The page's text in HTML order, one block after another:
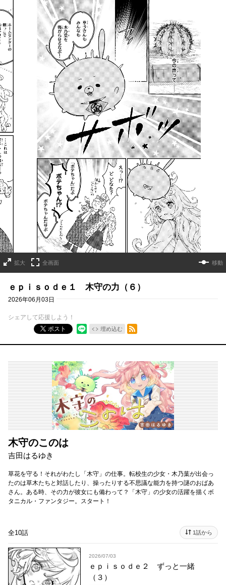
拡大 全画面 移動
ｅｐｉｓｏｄｅ１ 木守の力（６）
2026年06月03日
シェアして応援しよう！
ポスト
埋め込む
RSSフィード
木守のこのは
吉田はるゆき
草花を守る！それがわたし「木守」の仕事。転校生の少女・木乃葉が出会っ
たのは草木たちと対話したり、操ったりする不思議な能力を持つ謎のおばあ
さん。ある時、その力が彼女にも備わって？「木守」の少女の活躍を描くボ
タニカル・ファンタジー。スタート！
全10話 1話から
2026/07/03
ｅｐｉｓｏｄｅ２ ずっと一緒
（３）